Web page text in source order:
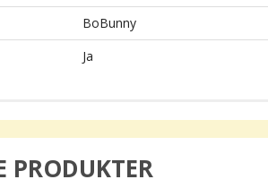
BoBunny
Ja
PRODUKTER